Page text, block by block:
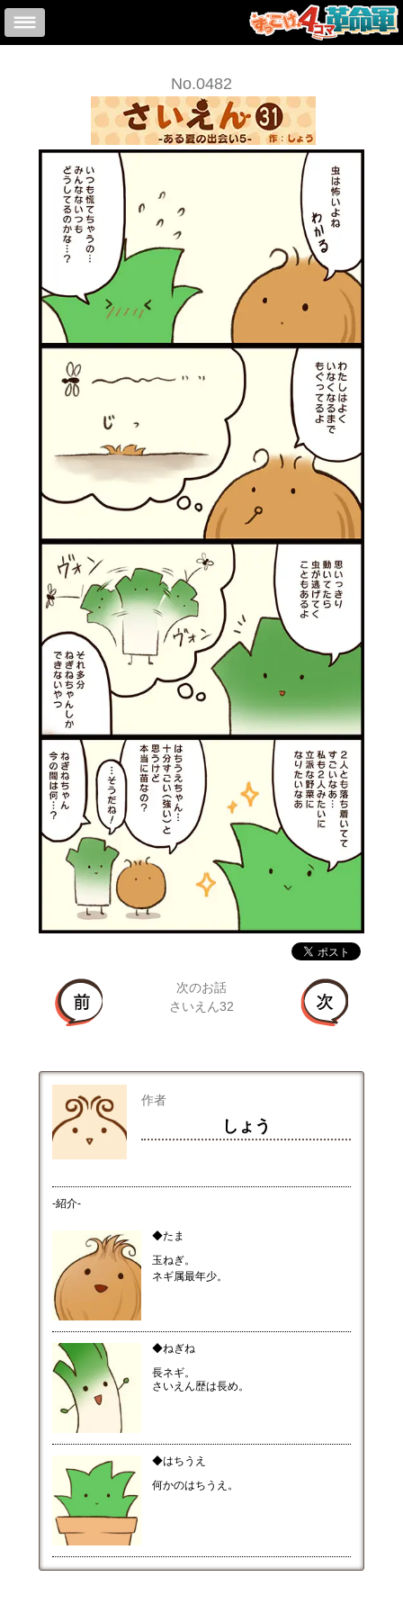
No.0482
次のお話
さいえん32
作者
しょう
-紹介-
◆たま
玉ねぎ。
ネギ属最年少。
◆ねぎね
長ネギ。
さいえん歴は長め。
◆はちうえ
何かのはちうえ。